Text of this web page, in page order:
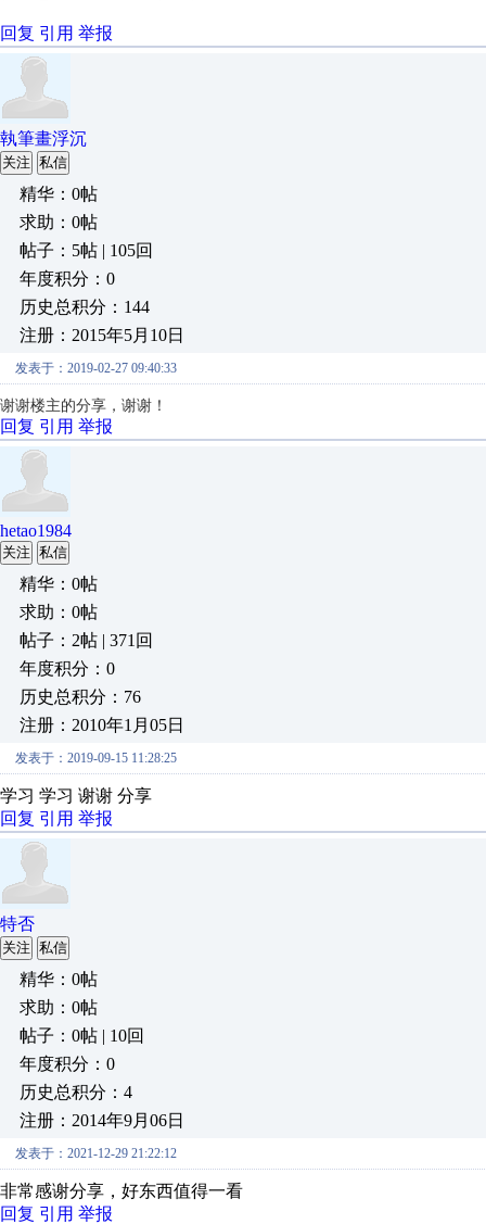
回复 引用 举报
執筆畫浮沉
关注 私信
精华：0帖
求助：0帖
帖子：5帖 | 105回
年度积分：0
历史总积分：144
注册：2015年5月10日
发表于：2019-02-27 09:40:33
谢谢楼主的分享，谢谢！
回复 引用 举报
hetao1984
关注 私信
精华：0帖
求助：0帖
帖子：2帖 | 371回
年度积分：0
历史总积分：76
注册：2010年1月05日
发表于：2019-09-15 11:28:25
学习 学习 谢谢 分享
回复 引用 举报
特否
关注 私信
精华：0帖
求助：0帖
帖子：0帖 | 10回
年度积分：0
历史总积分：4
注册：2014年9月06日
发表于：2021-12-29 21:22:12
非常感谢分享，好东西值得一看
回复 引用 举报